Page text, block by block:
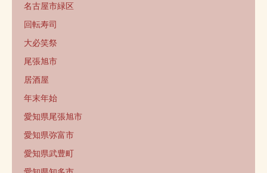
名古屋市緑区
回転寿司
大必笑祭
尾張旭市
居酒屋
年末年始
愛知県尾張旭市
愛知県弥富市
愛知県武豊町